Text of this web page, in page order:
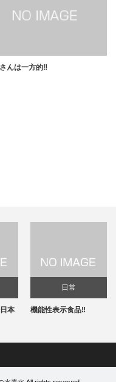
んは一方的‼️
本
日常
機能性表示食品‼️